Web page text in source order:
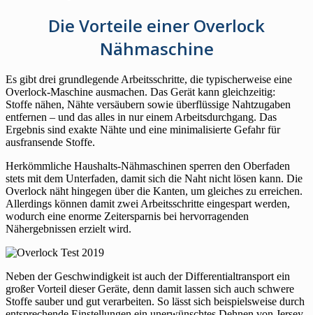
Die Vorteile einer Overlock
Nähmaschine
Es gibt drei grundlegende Arbeitsschritte, die typischerweise eine
Overlock-Maschine ausmachen. Das Gerät kann gleichzeitig:
Stoffe nähen, Nähte versäubern sowie überflüssige Nahtzugaben
entfernen – und das alles in nur einem Arbeitsdurchgang. Das
Ergebnis sind exakte Nähte und eine minimalisierte Gefahr für
ausfransende Stoffe.
Herkömmliche Haushalts-Nähmaschinen sperren den Oberfaden
stets mit dem Unterfaden, damit sich die Naht nicht lösen kann. Die
Overlock näht hingegen über die Kanten, um gleiches zu erreichen.
Allerdings können damit zwei Arbeitsschritte eingespart werden,
wodurch eine enorme Zeitersparnis bei hervorragenden
Nähergebnissen erzielt wird.
Neben der Geschwindigkeit ist auch der Differentialtransport ein
großer Vorteil dieser Geräte, denn damit lassen sich auch schwere
Stoffe sauber und gut verarbeiten. So lässt sich beispielsweise durch